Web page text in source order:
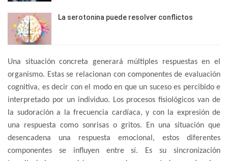
La serotonina puede resolver conflictos
Una situación concreta generará múltiples respuestas en el
organismo. Estas se relacionan con componentes de evaluación
cognitiva, es decir con el modo en que un suceso es percibido e
interpretado por un individuo. Los procesos fisiológicos van de
la sudoración a la frecuencia cardíaca, y con la expresión de
una respuesta como sonrisas o gritos. En una situación que
desencadena una respuesta emocional, estos diferentes
componentes se influyen entre sí. Es su sincronización